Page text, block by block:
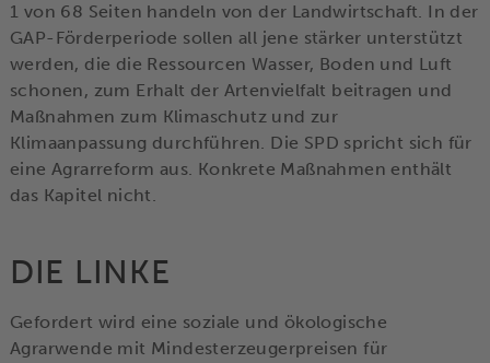
1 von 68 Seiten handeln von der Landwirtschaft. In der
GAP-Förderperiode sollen all jene stärker unterstützt
werden, die die Ressourcen Wasser, Boden und Luft
schonen, zum Erhalt der Artenvielfalt beitragen und
Maßnahmen zum Klimaschutz und zur
Klimaanpassung durchführen. Die SPD spricht sich für
eine Agrarreform aus. Konkrete Maßnahmen enthält
das Kapitel nicht.
DIE LINKE
Gefordert wird eine soziale und ökologische
Agrarwende mit Mindesterzeugerpreisen für